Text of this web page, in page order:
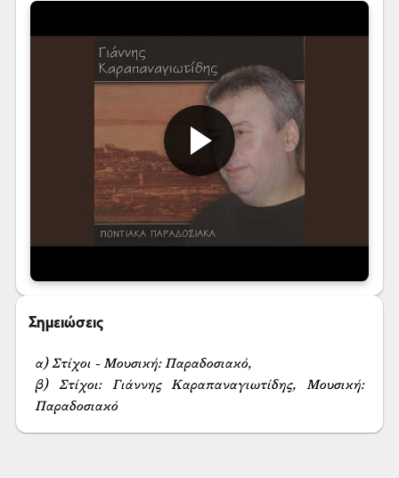
Σημειώσεις
α) Στίχοι - Μουσική: Παραδοσιακό,
β) Στίχοι: Γιάννης Καραπαναγιωτίδης, Μουσική:
Παραδοσιακό